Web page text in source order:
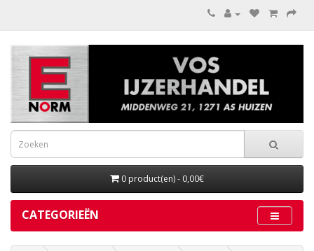
0 product(en) - 0,00€
CATEGORIEËN